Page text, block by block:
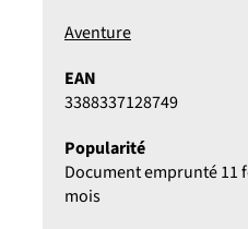
Aventure
EAN
3388337128749
Popularité
Document emprunté 11
mois